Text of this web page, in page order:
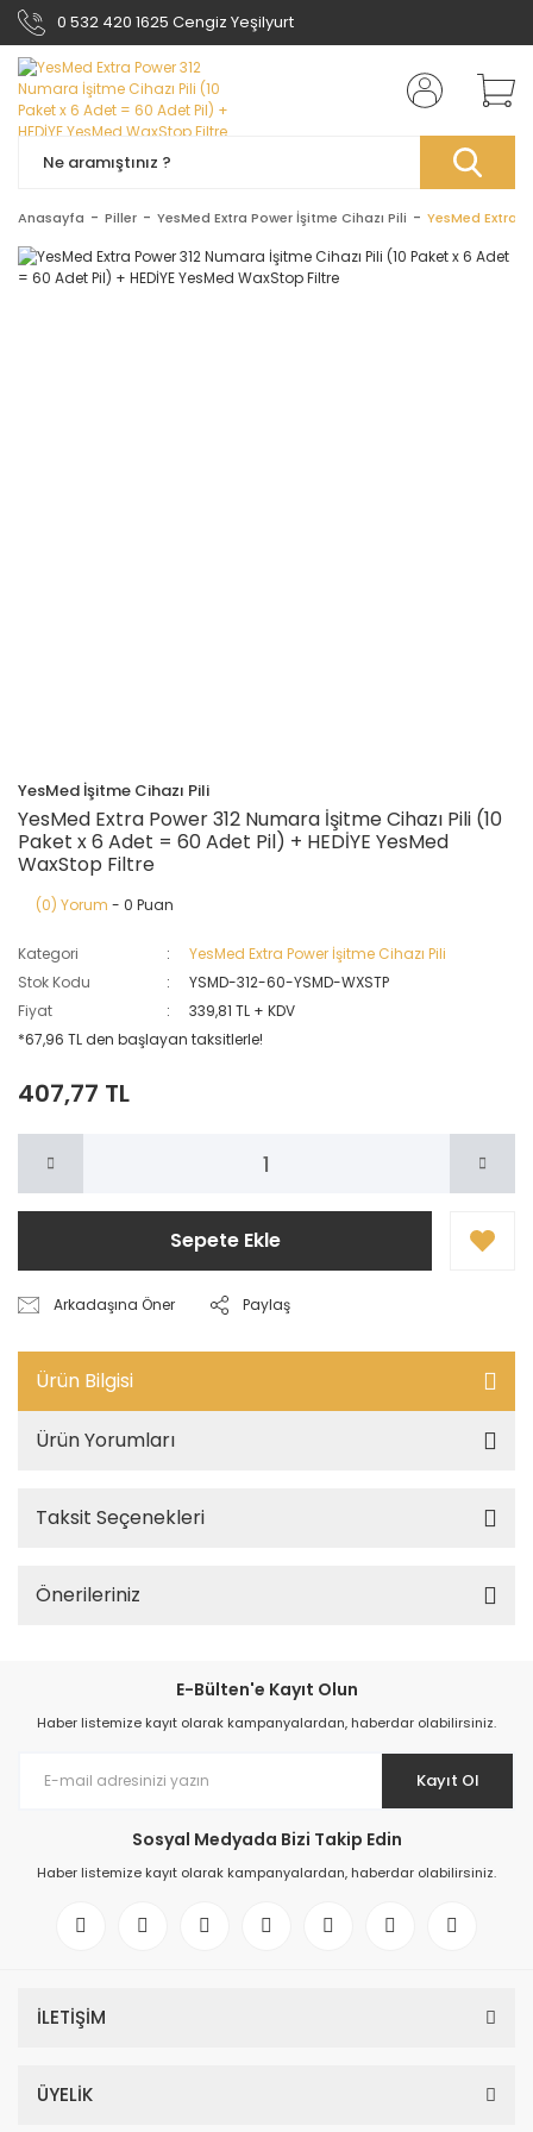
0 532 420 1625 Cengiz Yeşilyurt
Anasayfa Piller YesMed Extra Power İşitme Cihazı Pili YesMed Extra
YesMed İşitme Cihazı Pili
YesMed Extra Power 312 Numara İşitme Cihazı Pili (10
Paket x 6 Adet = 60 Adet Pil) + HEDİYE YesMed
WaxStop Filtre
(0) Yorum - 0 Puan
Kategori
YesMed Extra Power İşitme Cihazı Pili
Stok Kodu
YSMD-312-60-YSMD-WXSTP
Fiyat
339,81 TL + KDV
*67,96 TL den başlayan taksitlerle!
407,77 TL
Sepete Ekle
Arkadaşına Öner Paylaş
Ürün Bilgisi
Ürün Yorumları
Taksit Seçenekleri
Önerileriniz
E-Bülten'e Kayıt Olun
Haber listemize kayıt olarak kampanyalardan, haberdar olabilirsiniz.
Kayıt Ol
Sosyal Medyada Bizi Takip Edin
Haber listemize kayıt olarak kampanyalardan, haberdar olabilirsiniz.
İLETİŞİM
ÜYELİK